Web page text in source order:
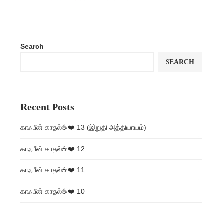
Search
SEARCH
Recent Posts
காஃபீன் காதல்☕❤️ 13 (இறுதி அத்தியாயம்)
காஃபீன் காதல்☕❤️ 12
காஃபீன் காதல்☕❤️ 11
காஃபீன் காதல்☕❤️ 10